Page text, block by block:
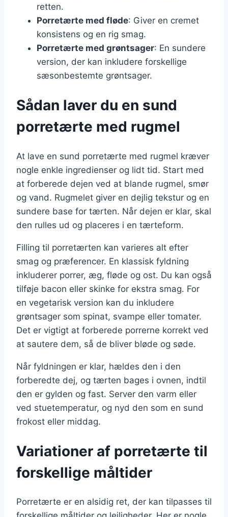
retten.
Porretærte med fløde: Giver en cremet
konsistens og en rig smag.
Porretærte med grøntsager: En sundere
version, der kan inkludere forskellige
sæsonbestemte grøntsager.
Sådan laver du en sund
porretærte med rugmel
At lave en sund porretærte med rugmel kræver
nogle enkle ingredienser og lidt tid. Start med
at forberede dejen ved at blande rugmel, smør
og vand. Rugmelet giver en dejlig tekstur og en
sundere base for tærten. Når dejen er klar, skal
den rulles ud og placeres i en tærteform.
Filling til porretærten kan varieres alt efter
smag og præferencer. En klassisk fyldning
inkluderer porrer, æg, fløde og ost. Du kan også
tilføje bacon eller skinke for ekstra smag. For
en vegetarisk version kan du inkludere
grøntsager som spinat, svampe eller tomater.
Det er vigtigt at forberede porrerne korrekt ved
at sautere dem, så de bliver bløde og søde.
Når fyldningen er klar, hældes den i den
forberedte dej, og tærten bages i ovnen, indtil
den er gylden og fast. Server den varm eller
ved stuetemperatur, og nyd den som en sund
frokost eller middag.
Variationer af porretærte til
forskellige måltider
Porretærte er en alsidig ret, der kan tilpasses til